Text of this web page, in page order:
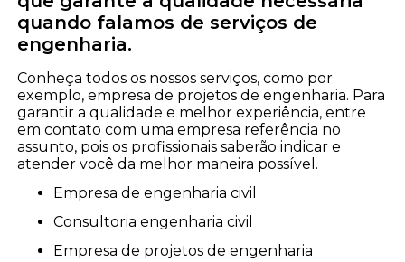
quando falamos de serviços de
engenharia.
Conheça todos os nossos serviços, como por
exemplo, empresa de projetos de engenharia. Para
garantir a qualidade e melhor experiência, entre
em contato com uma empresa referência no
assunto, pois os profissionais saberão indicar e
atender você da melhor maneira possível.
empresa de engenharia civil
consultoria engenharia civil
empresa de projetos de engenharia